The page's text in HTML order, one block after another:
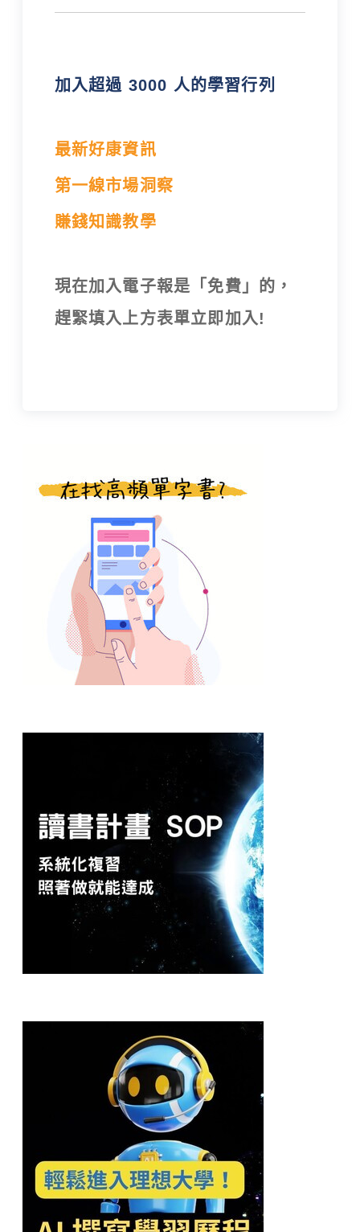
加入超過 3000 人的學習行列
最新好康資訊
第一線市場洞察
賺錢知識教學
現在加入電子報是「免費」的，
趕緊填入上方表單立即加入!